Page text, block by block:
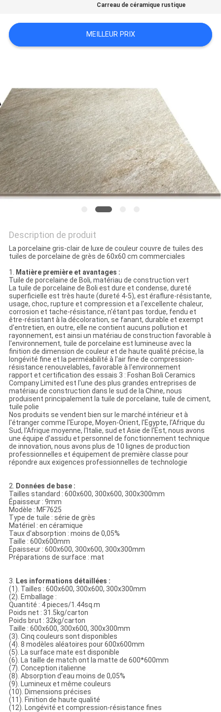
CONTACTER
PLAN
DU
SITE
POLITIQUE
DE
CONFIDENTIALITÉ
Carreau de céramique rustique
MEILLEUR PRIX
Description de produit
La porcelaine gris-clair de luxe de couleur couvre de tuiles des
tuiles de porcelaine de grès de 60x60 cm commerciales
1. Matière première et avantages :
Tuile de porcelaine de Boli, matériau de construction vert
La tuile de porcelaine de Boli est dure et condense, dureté
superficielle est très haute (dureté 4-5), est éraflure-résistante,
usage, choc, rupture et compression et a l'excellente chaleur,
corrosion et tache-résistance, n'étant pas tordue, fendu et
être-résistant à la décoloration, se fanant, durable et exempt
d'entretien, en outre, elle ne contient aucuns pollution et
rayonnement, est ainsi un matériau de construction favorable à
l'environnement, tuile de porcelaine est lumineuse avec la
finition de dimension de couleur et de haute qualité précise, la
longévité fine et la perméabilité à l'air fine de compression-
résistance renouvelables, favorable à l'environnement
rapport et certification des essais 3 : Foshan Boli Ceramics
Company Limited est l'une des plus grandes entreprises de
matériau de construction dans le sud de la Chine, nous
produisent principalement la tuile de porcelaine, tuile de ciment,
tuile polie
Nos produits se vendent bien sur le marché intérieur et à
l'étranger comme l'Europe, Moyen-Orient, l'Egypte, l'Afrique du
Sud, l'Afrique moyenne, l'Italie, sud et Asie de l'Est, nous avons
une équipe d'assidu et personnel de fonctionnement technique
de innovation, nous avons plus de 10 lignes de production
professionnelles et équipement de première classe pour
répondre aux exigences professionnelles de technologie
2. Données de base :
Tailles standard : 600x600, 300x600, 300x300mm
Épaisseur : 9mm
Modèle : MF7625
Type de tuile : série de grès
Matériel : en céramique
Taux d'absorption : moins de 0,05%
Taille : 600x600mm
Épaisseur : 600x600, 300x600, 300x300mm
Préparations de surface : mat
3. Les informations détaillées :
(1). Tailles : 600x600, 300x600, 300x300mm
(2). Emballage :
Quantité : 4 pieces/1.44sq.m
Poids net : 31.5kg/carton
Poids brut : 32kg/carton
Taille : 600x600, 300x600, 300x300mm
(3). Cinq couleurs sont disponibles
(4). 8 modèles aléatoires pour 600x600mm
(5). La surface mate est disponible
(6). La taille de match ont la matte de 600*600mm
(7). Conception italienne
(8). Absorption d'eau moins de 0,05%
(9). Lumineux et même couleurs
(10). Dimensions précises
(11). Finition de haute qualité
(12). Longévité et compression-résistance fines